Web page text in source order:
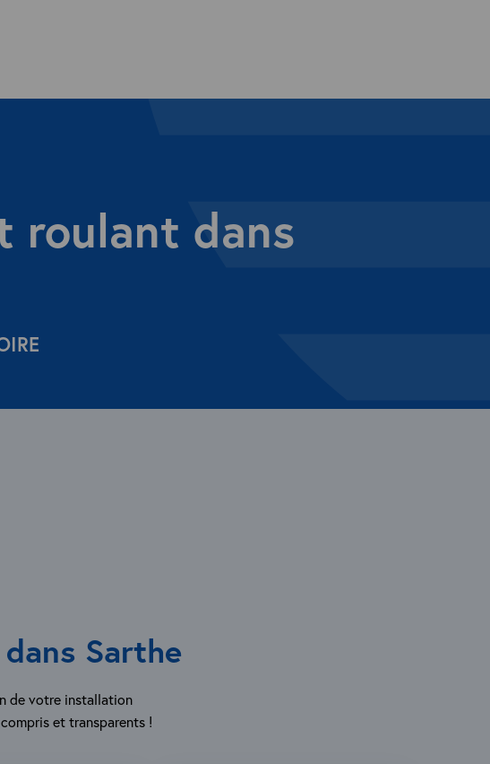
roulant dans
Sarthe
de votre installation
et transparents !